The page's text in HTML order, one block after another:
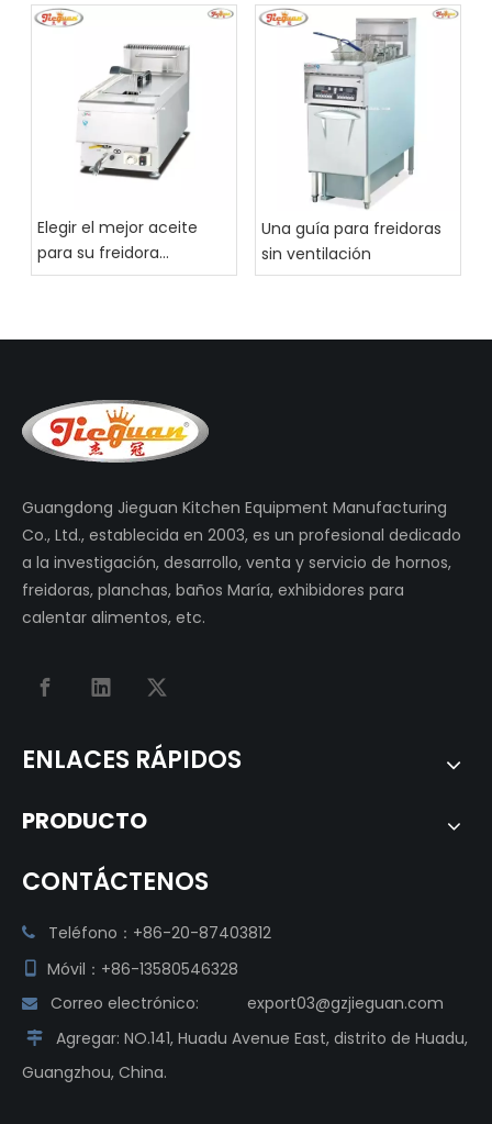
Elegir el mejor aceite
para su freidora
comercial
Una guía para freidoras
sin ventilación
Guangdong Jieguan Kitchen Equipment Manufacturing
Co., Ltd., establecida en 2003, es un profesional dedicado
a la investigación, desarrollo, venta y servicio de hornos,
freidoras, planchas, baños María, exhibidores para
calentar alimentos, etc.
ENLACES RÁPIDOS
PRODUCTO
CONTÁCTENOS
 Teléfono：+86-20-87403812
Móvil：+86-13580546328
 Correo electrónico: export03@gzjieguan.com
 Agregar: NO.141, Huadu Avenue East, distrito de Huadu,
Guangzhou, China.